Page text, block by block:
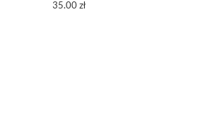
35.00zł